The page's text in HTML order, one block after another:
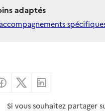
adaptés
par email
Partager sur Facebook
Partager sur X
Si vous souhaitez partager